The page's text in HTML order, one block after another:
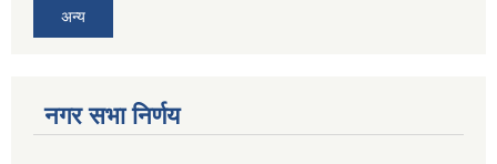
अन्य
नगर सभा निर्णय